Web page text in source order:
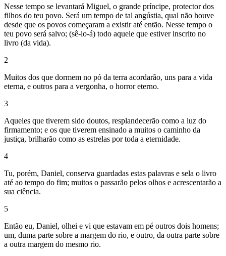
Nesse tempo se levantará Miguel, o grande príncipe, protector dos
filhos do teu povo. Será um tempo de tal angústia, qual não houve
desde que os povos começaram a existir até então. Nesse tempo o
teu povo será salvo; (sê-lo-á) todo aquele que estiver inscrito no
livro (da vida).
2
Muitos dos que dormem no pó da terra acordarão, uns para a vida
eterna, e outros para a vergonha, o horror eterno.
3
Aqueles que tiverem sido doutos, resplandecerão como a luz do
firmamento; e os que tiverem ensinado a muitos o caminho da
justiça, brilharão como as estrelas por toda a eternidade.
4
Tu, porém, Daniel, conserva guardadas estas palavras e sela o livro
até ao tempo do fim; muitos o passarão pelos olhos e acrescentarão a
sua ciência.
5
Então eu, Daniel, olhei e vi que estavam em pé outros dois homens;
um, duma parte sobre a margem do rio, e outro, da outra parte sobre
a outra margem do mesmo rio.